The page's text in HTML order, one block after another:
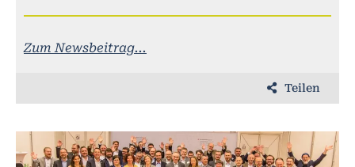
Zum Newsbeitrag...
Teilen